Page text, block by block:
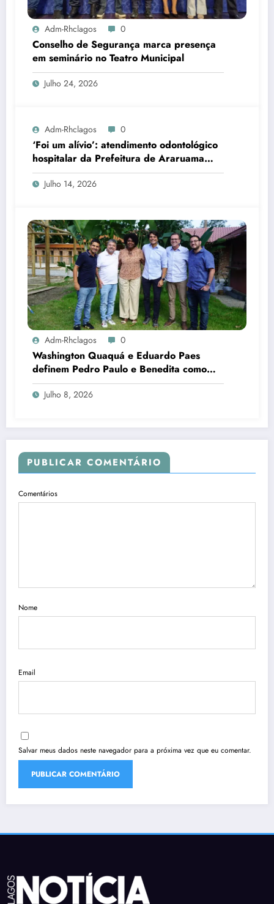
Adm-Rhclagos 0
Conselho de Segurança marca presença
em seminário no Teatro Municipal
Julho 24, 2026
Adm-Rhclagos 0
‘Foi um alívio’: atendimento odontológico
hospitalar da Prefeitura de Araruama
transforma rotina de famílias atípicas
Julho 14, 2026
Adm-Rhclagos 0
Washington Quaquá e Eduardo Paes
definem Pedro Paulo e Benedita como
candidatos ao Senado no Rio
Julho 8, 2026
PUBLICAR COMENTÁRIO
Comentários
Nome
Email
Salvar meus dados neste navegador para a próxima vez que eu comentar.